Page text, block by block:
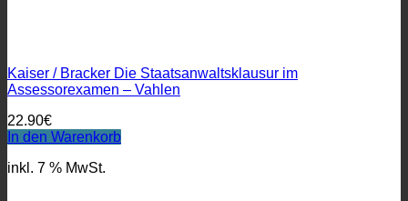
Kaiser / Bracker Die Staatsanwaltsklausur im
Assessorexamen – Vahlen
22.90€
In den Warenkorb
inkl. 7 % MwSt.